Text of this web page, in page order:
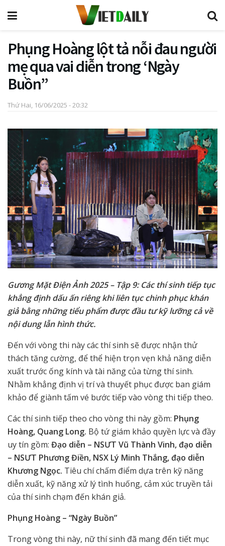
Phụng Hoàng lột tả nỗi đau người
mẹ qua vai diễn trong ‘Ngày
Buồn”
Thứ Hai, 16/06/2025 - 20:32
Gương Mặt Điện Ảnh 2025 – Tập 9: Các thí sinh tiếp tục
khẳng định dấu ấn riêng khi liên tục chinh phục khán
giả bằng những tiểu phẩm được đầu tư kỹ lưỡng cả về
nội dung lẫn hình thức.
Đến với vòng thi này các thí sinh sẽ được nhận thử
thách tăng cường, để thể hiện trọn vẹn khả năng diễn
xuất trước ống kính và tài năng của từng thí sinh.
Nhằm khẳng định vị trí và thuyết phục được ban giám
khảo để giành tấm vé bước tiếp vào vòng thi tiếp theo.
Các thí sinh tiếp theo cho vòng thi này gồm: Phụng
Hoàng, Quang Long. Bộ tứ giám khảo quyền lực và đầy
uy tín gồm: Đạo diễn – NSƯT Vũ Thành Vinh, đạo diễn
– NSƯT Phương Điền, NSX Lý Minh Thắng, đạo diễn
Khương Ngọc. Tiêu chí chấm điểm dựa trên kỹ năng
diễn xuất, kỹ năng xử lý tình huống, cảm xúc truyền tải
của thí sinh chạm đến khán giả.
Phụng Hoàng – “Ngày Buồn”
Trong vòng thi này, nữ thí sinh đã mang đến tiết mục